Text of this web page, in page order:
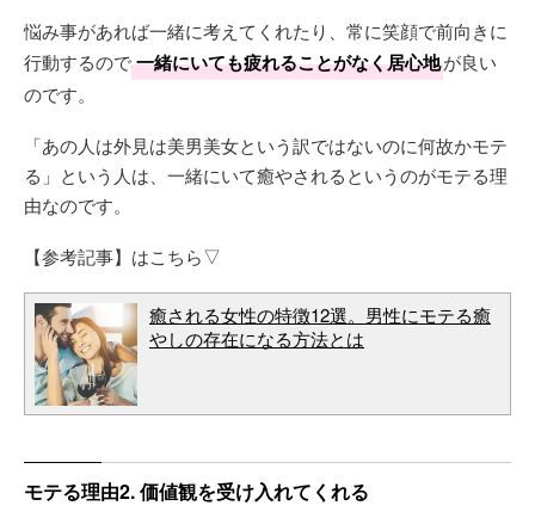
悩み事があれば一緒に考えてくれたり、常に笑顔で前向きに
行動するので一緒にいても疲れることがなく居心地が良い
のです。
「あの人は外見は美男美女という訳ではないのに何故かモテ
る」という人は、一緒にいて癒やされるというのがモテる理
由なのです。
【参考記事】はこちら▽
癒される女性の特徴12選。男性にモテる癒
やしの存在になる方法とは
モテる理由2. 価値観を受け入れてくれる